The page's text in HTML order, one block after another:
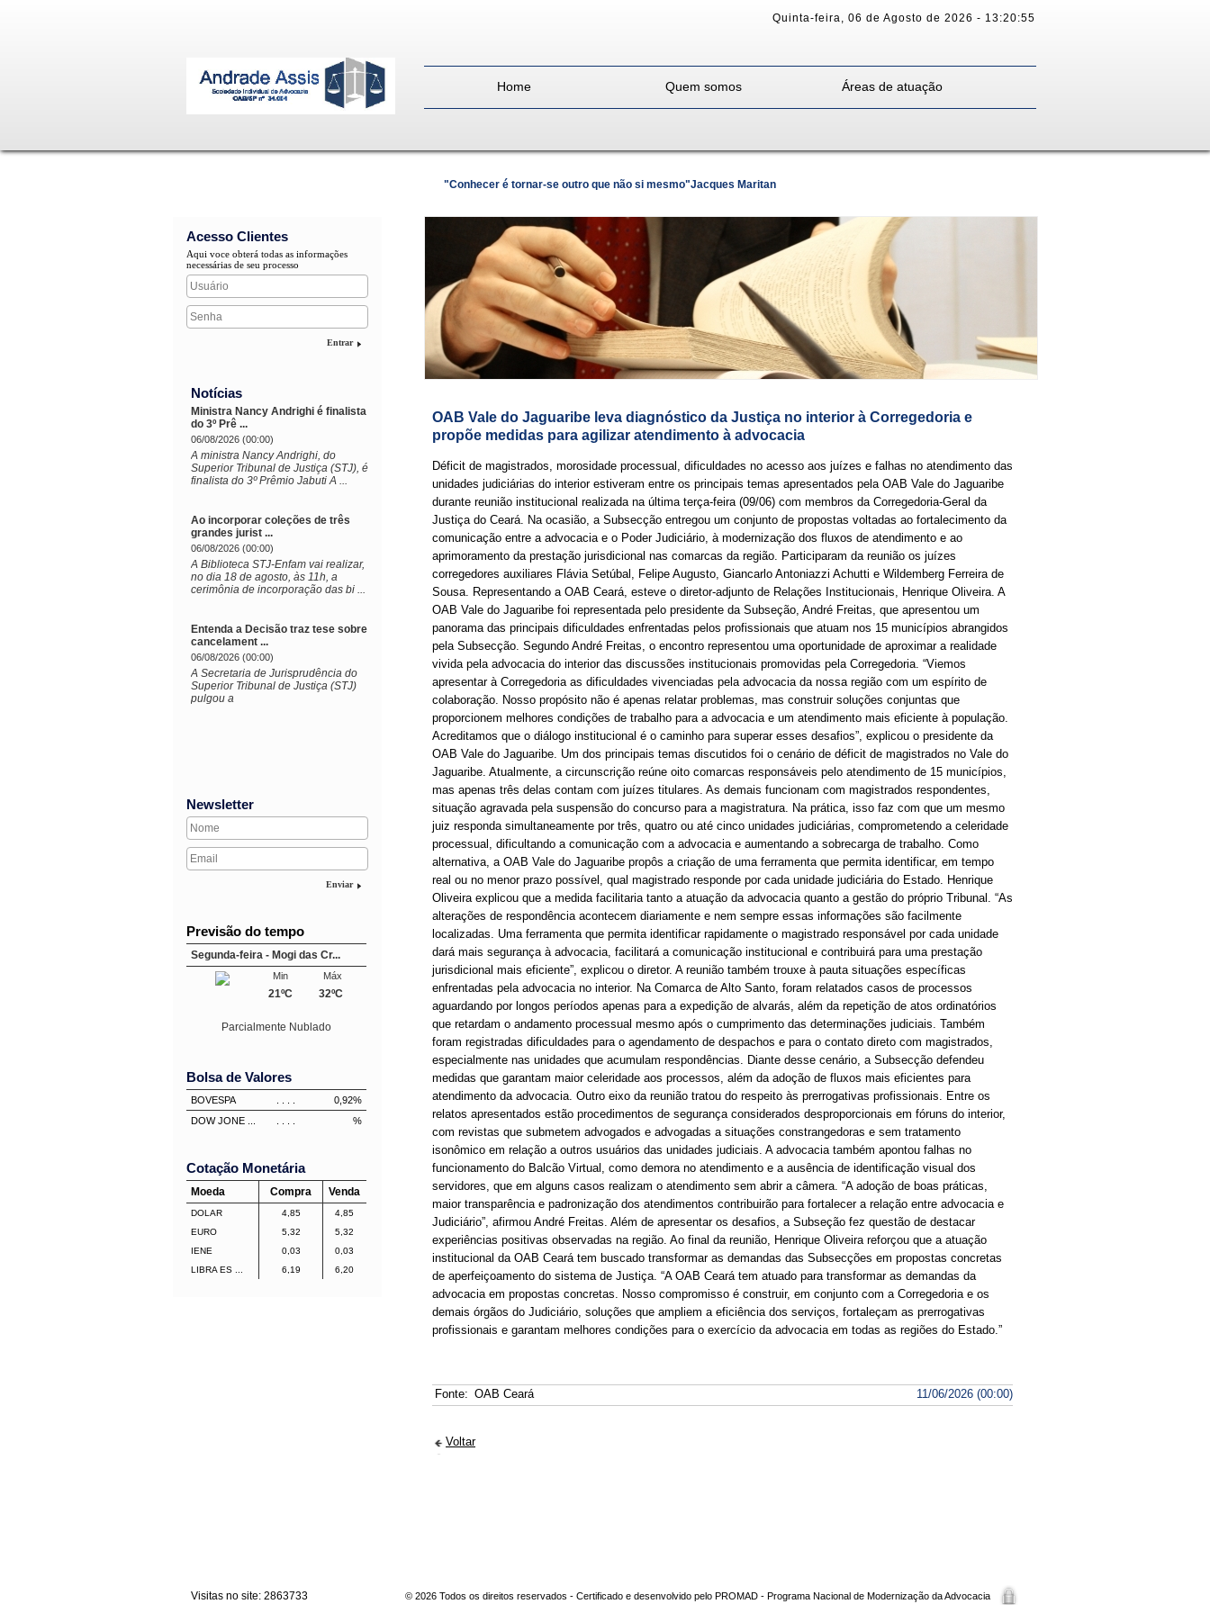
Quinta-feira, 06 de Agosto de 2026 - 13:20:55
Home Quem somos Áreas de atuação
"Conhecer é tornar-se outro que não si mesmo"Jacques Maritan
Acesso Clientes
Aqui voce obterá todas as informações
necessárias de seu processo
Entrar
Notícias
Ministra Nancy Andrighi é finalista
do 3º Prê ...
06/08/2026 (00:00)
​A ministra Nancy Andrighi, do
Superior Tribunal de Justiça (STJ), é
finalista do 3º Prêmio Jabuti A ...
Ao incorporar coleções de três
grandes jurist ...
06/08/2026 (00:00)
A Biblioteca STJ-Enfam vai realizar,
no dia 18 de agosto, às 11h, a
cerimônia de incorporação das bi ...
Entenda a Decisão traz tese sobre
cancelament ...
06/08/2026 (00:00)
A Secretaria de Jurisprudência do
Superior Tribunal de Justiça (STJ)
pulgou a
Newsletter
Enviar
Previsão do tempo
Segunda-feira - Mogi das Cr...
Máx
32ºC
Min
21ºC
Parcialmente Nublado
Bolsa de Valores
BOVESPA 0,92%
DOW JONE ...
%
Cotação Monetária
Moeda Compra Venda
DOLAR 4,85
4,85
EURO
5,32
5,32
IENE
0,03
0,03
LIBRA ES ...
6,19 6,20
OAB Vale do Jaguaribe leva diagnóstico da Justiça no interior à Corregedoria e
propõe medidas para agilizar atendimento à advocacia
Déficit de magistrados, morosidade processual, dificuldades no acesso aos juízes e falhas no atendimento das
unidades judiciárias do interior estiveram entre os principais temas apresentados pela OAB Vale do Jaguaribe
durante reunião institucional realizada na última terça-feira (09/06) com membros da Corregedoria-Geral da
Justiça do Ceará. Na ocasião, a Subsecção entregou um conjunto de propostas voltadas ao fortalecimento da
comunicação entre a advocacia e o Poder Judiciário, à modernização dos fluxos de atendimento e ao
aprimoramento da prestação jurisdicional nas comarcas da região. Participaram da reunião os juízes
corregedores auxiliares Flávia Setúbal, Felipe Augusto, Giancarlo Antoniazzi Achutti e Wildemberg Ferreira de
Sousa. Representando a OAB Ceará, esteve o diretor-adjunto de Relações Institucionais, Henrique Oliveira. A
OAB Vale do Jaguaribe foi representada pelo presidente da Subseção, André Freitas, que apresentou um
panorama das principais dificuldades enfrentadas pelos profissionais que atuam nos 15 municípios abrangidos
pela Subsecção. Segundo André Freitas, o encontro representou uma oportunidade de aproximar a realidade
vivida pela advocacia do interior das discussões institucionais promovidas pela Corregedoria. “Viemos
apresentar à Corregedoria as dificuldades vivenciadas pela advocacia da nossa região com um espírito de
colaboração. Nosso propósito não é apenas relatar problemas, mas construir soluções conjuntas que
proporcionem melhores condições de trabalho para a advocacia e um atendimento mais eficiente à população.
Acreditamos que o diálogo institucional é o caminho para superar esses desafios”, explicou o presidente da
OAB Vale do Jaguaribe. Um dos principais temas discutidos foi o cenário de déficit de magistrados no Vale do
Jaguaribe. Atualmente, a circunscrição reúne oito comarcas responsáveis pelo atendimento de 15 municípios,
mas apenas três delas contam com juízes titulares. As demais funcionam com magistrados respondentes,
situação agravada pela suspensão do concurso para a magistratura. Na prática, isso faz com que um mesmo
juiz responda simultaneamente por três, quatro ou até cinco unidades judiciárias, comprometendo a celeridade
processual, dificultando a comunicação com a advocacia e aumentando a sobrecarga de trabalho. Como
alternativa, a OAB Vale do Jaguaribe propôs a criação de uma ferramenta que permita identificar, em tempo
real ou no menor prazo possível, qual magistrado responde por cada unidade judiciária do Estado. Henrique
Oliveira explicou que a medida facilitaria tanto a atuação da advocacia quanto a gestão do próprio Tribunal. “As
alterações de respondência acontecem diariamente e nem sempre essas informações são facilmente
localizadas. Uma ferramenta que permita identificar rapidamente o magistrado responsável por cada unidade
dará mais segurança à advocacia, facilitará a comunicação institucional e contribuirá para uma prestação
jurisdicional mais eficiente”, explicou o diretor. A reunião também trouxe à pauta situações específicas
enfrentadas pela advocacia no interior. Na Comarca de Alto Santo, foram relatados casos de processos
aguardando por longos períodos apenas para a expedição de alvarás, além da repetição de atos ordinatórios
que retardam o andamento processual mesmo após o cumprimento das determinações judiciais. Também
foram registradas dificuldades para o agendamento de despachos e para o contato direto com magistrados,
especialmente nas unidades que acumulam respondências. Diante desse cenário, a Subsecção defendeu
medidas que garantam maior celeridade aos processos, além da adoção de fluxos mais eficientes para
atendimento da advocacia. Outro eixo da reunião tratou do respeito às prerrogativas profissionais. Entre os
relatos apresentados estão procedimentos de segurança considerados desproporcionais em fóruns do interior,
com revistas que submetem advogados e advogadas a situações constrangedoras e sem tratamento
isonômico em relação a outros usuários das unidades judiciais. A advocacia também apontou falhas no
funcionamento do Balcão Virtual, como demora no atendimento e a ausência de identificação visual dos
servidores, que em alguns casos realizam o atendimento sem abrir a câmera. “A adoção de boas práticas,
maior transparência e padronização dos atendimentos contribuirão para fortalecer a relação entre advocacia e
Judiciário”, afirmou André Freitas. Além de apresentar os desafios, a Subseção fez questão de destacar
experiências positivas observadas na região. Ao final da reunião, Henrique Oliveira reforçou que a atuação
institucional da OAB Ceará tem buscado transformar as demandas das Subsecções em propostas concretas
de aperfeiçoamento do sistema de Justiça. “A OAB Ceará tem atuado para transformar as demandas da
advocacia em propostas concretas. Nosso compromisso é construir, em conjunto com a Corregedoria e os
demais órgãos do Judiciário, soluções que ampliem a eficiência dos serviços, fortaleçam as prerrogativas
profissionais e garantam melhores condições para o exercício da advocacia em todas as regiões do Estado.”
Fonte: OAB Ceará 11/06/2026 (00:00)
Voltar
Visitas no site: 2863733 © 2026 Todos os direitos reservados - Certificado e desenvolvido pelo PROMAD - Programa Nacional de Modernização da Advocacia